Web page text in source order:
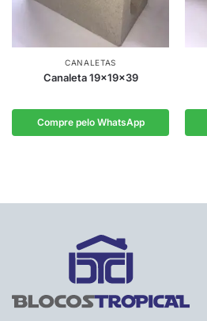
CANALETAS
Canaleta 19x19x39
Compre pelo WhatsApp